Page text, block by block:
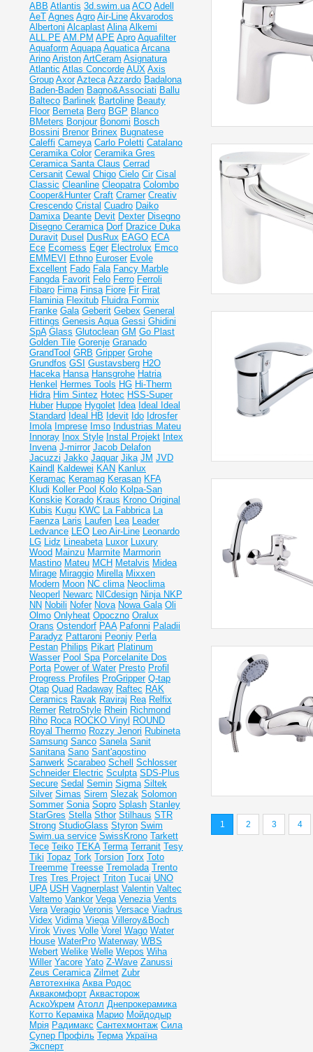
1 2 3 4
ABB Atlantis 3d.swim.ua ACO Adell
AeT Agnes Agro Air-Line Akvarodos
Albertoni Alcaplast Alina Alkemi
ALL.PE AM.PM APE Apro Aquafilter
Aquaform Aquapa Aquatica Arcana
Arino Ariston ArtCeram Asignatura
Atlantic Atlas Concorde AUX Axis
Group Axor Azteca Azzardo Badalona
Baden-Baden Bagno&Associati Ballu
Balteco Barlinek Bartoline Beauty
Floor Bemeta Berg BGP Blanco
BMeters Bonjour Bonomi Bosch
Bossini Brenor Brinex Bugnatese
Caleffi Cameya Carlo Poletti Catalano
Ceramika Color Ceramika Gres
Ceramiсa Santa Claus Cerrad
Cersanit Cewal Chigo Cielo Cir Cisal
Classic Cleanline Cleopatra Colombo
Cooper&Hunter Craft Cramer Creativ
Crescendo Cristal Cuadro Daiko
Damixa Deante Devit Dexter Disegno
Disegno Ceramica Dorf Drazice Duka
Duravit Dusel DusRux EAGO ECA
Ece Ecomess Eger Electrolux Emco
EMMEVI
Ethno Euroser Evole
Excellent Fado Fala Fancy Marble
Fangda Favorit Felo Ferro Ferroli
Fibaro Fima Finsa Fiore Fir Firat
Flaminia Flexitub Fluidra Formix
Franke Gala Geberit Gebex General
Fittings Genesis Aqua Gessi Ghidini
SpA Glass Glutoclean GM Go Plast
Golden Tile Gorenje Granado
GrandTool GRB Gripper Grohe
Grundfos GSI Gustavsberg H2O
Haceka Hansa Hansgrohe Hatria
Henkel Hermes Tools HG Hi-Therm
Hidra Him Sintez Hotec HSS-Super
Huber Huppe Hygolet Idea Ideal
Ideal
Standard Ideal НВ Idevit Ido Idrosfer
Imola Imprese Imso Industrias Mateu
Innoray Inox Style Instal Projekt Intex
Invena J-mirror Jacob Delafon
Jacuzzi Jakko Jaquar Jika JM JVD
Kaindl
Kaldewei KAN Kanlux
Keramac Keramag Kerasan KFA
Kludi Koller Pool Kolo Kolpa-San
Konskie Korado Kraus Krono Original
Kubis Kugu KWC La Fabbrica La
Faenza Laris Laufen Lea Leader
Ledvance LEO Leo Air-Line Leonardo
LG Lidz Lineabeta Luxor Luxury
Wood Mainzu Marmite Marmorin
Mastino Mateu MCH Metalvis Midea
Mirage Miraggio Mirella Mixxen
Modern Moon NC clima Neoclima
Neoperl Newarc NICdesign Ninja NKP
NN Nobili Nofer Nova Nowa Gala Oli
Olmo Onlyheat Opoczno Oralux
Orans Ostendorf PAA Pafonni Paladii
Paradyz Pattaroni Peoniy Perla
Pestan Philips Pikart Platinum
Wasser Pool Spa Porcelanite Dos
Porta Power of Water Presto Profil
Progress Profiles ProGripper Q-tap
Qtap Quad Radaway Raftec RAK
Ceramics Ravak Raviraj Rea Relfix
Remer RetroStyle Rhein Richmond
Riho Roca ROCKO Vinyl ROUND
Royal Thermo Rozzy Jenori Rubineta
Samsung Sanco Sanela Sanit
Sanitana Sano Sant'agostino
Sanwerk Scarabeo Schell
Schlosser
Schneider Electric Sculpta SDS-Plus
Secure Sedal Semin Sigma Siltek
Silver Simas Sirem Slezak Solomon
Sommer Sonia Sopro Splash Stanley
StarGres Stella Sthor Stilhaus STR
Strong StudioGlass Styron Swim
Swim.ua service SwissKrono Tarkett
Tece Teiko TEKA Terma Terranit Tesy
Tiki Topaz Tork Torsion Torx Toto
Treemme Treesse Tremolada Trento
Tres Tres Project Triton Tucai UNO
UPA USH Vagnerplast Valentin Valtec
Valtemo Vankor Vega Venezia Vents
Vera Veragio Veronis Versace Viadrus
Videx Vidima Viega Villeroy&Boch
Virok Vives Volle Vorel Wago Water
House WaterPro Waterway WBS
Webert Welike Welle Wepos Wiha
Willer Yacore Yato Z-Wave Zanussi
Zeus Ceramica Zilmet Zubr
Автотехніка Аква Родос
Аквакомфорт Аквасторож
АскоУкрем Атолл Днепрокерамика
Котто Кераміка Марио Мойдодыр
Мрія Радимакс Сантехмонтаж Сила
Супер Профіль Терма Україна
Эксперт